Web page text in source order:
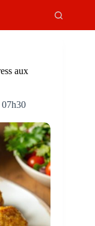
aux